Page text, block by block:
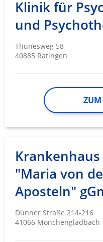
Klinik für
und
Thunesweg 58
40885 Ratingen
ZUM
"Maria von
Aposteln"
Dünner Straße 214-216
41066 Mönchengladbach
Performance
Werbung